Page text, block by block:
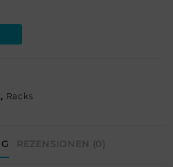
, Racks
REZENSIONEN (0)